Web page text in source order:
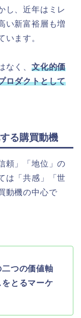
し、近年はミレ
い新富裕層も増
います。
なく、 文化的価
ロダクトとして
る購買動機
頼」「地位」の
は「共感」「世
動機の中心で
つの価値軸
とるマーケ